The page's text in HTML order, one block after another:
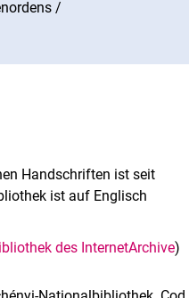
/
Handschriften ist seit
ist auf Englisch
des InternetArchive)